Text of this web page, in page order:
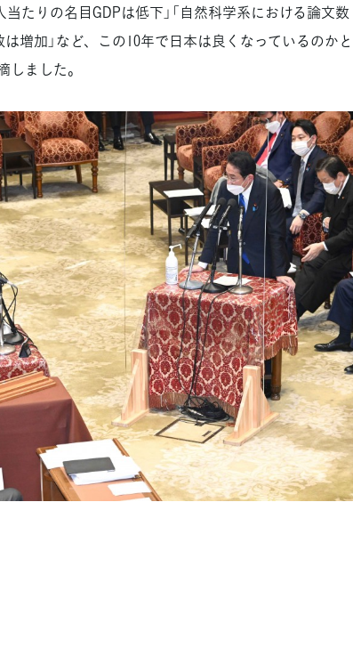
当たりの名目GDPは低下」「自然科学系における論文数
は増加」など、この10年で日本は良くなっているのかと
ました。